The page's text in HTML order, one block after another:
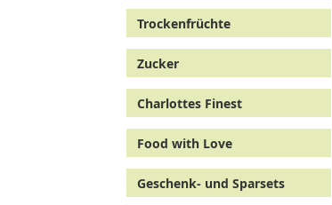
Trockenfrüchte
Zucker
Charlottes Finest
Food with Love
Geschenk- und Sparsets
Sahnehaube